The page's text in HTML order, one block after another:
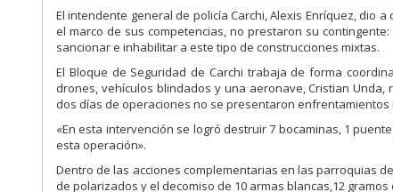
El intendente general de policía Carchi, Alexis Enríquez, dio
el marco de sus competencias, no prestaron su
sancionar e inhabilitar a este tipo de construcciones mixtas.
El Bloque de Seguridad de Carchi trabaja de forma
drones, vehículos blindados y una aeronave, Cristian
dos días de operaciones no se presentaron
«En esta intervención se logró destruir 7 bocaminas, 1
esta operación».
Dentro de las acciones complementarias en las parroquias
de polarizados y el decomiso de 10 armas blancas,12